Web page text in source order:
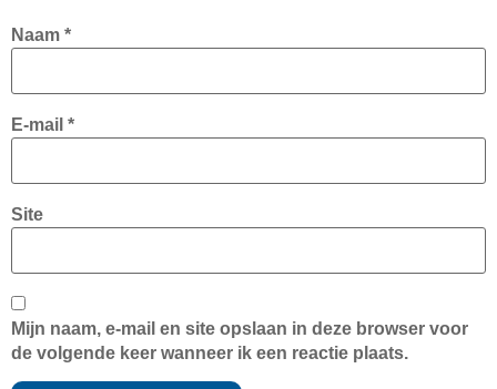
Naam *
E-mail *
Site
Mijn naam, e-mail en site opslaan in deze browser voor
de volgende keer wanneer ik een reactie plaats.